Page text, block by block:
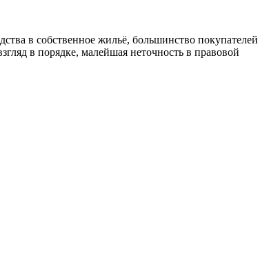
в собственное жильё, большинство покупателей
в порядке, малейшая неточность в правовой